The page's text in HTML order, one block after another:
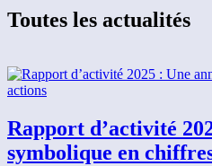
Toutes les actualités
Rapport d’activité
symbolique en